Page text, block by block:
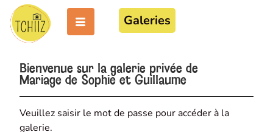
Galeries
Bienvenue sur la galerie privée de
Mariage de Sophie et Guillaume
Veuillez saisir le mot de passe pour accéder à la
galerie.